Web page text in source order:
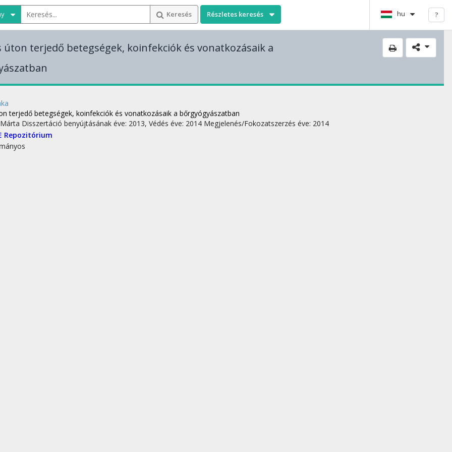
Keresés Részletes keresés hu ?
úton terjedő betegségek, koinfekciók és vonatkozásaik a
terjedő betegségek, koinfekciók és vonatkozásaik a bőrgyógyászatban
Disszertáció benyújtásának éve: 2013, Védés éve: 2014 Megjelenés/Fokozatszerzés éve: 2014
Repozitórium